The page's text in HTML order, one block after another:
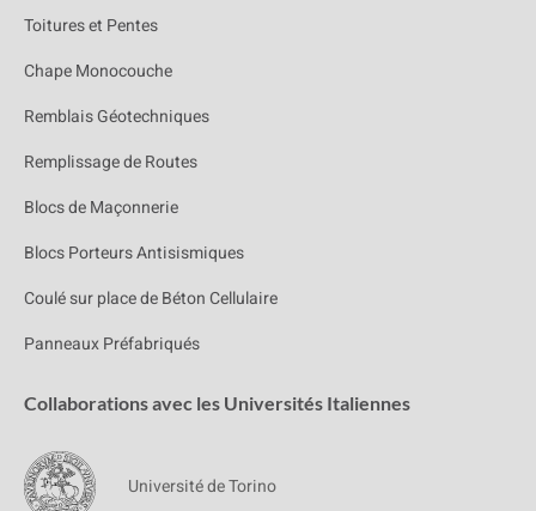
Toitures et Pentes
Chape Monocouche
Remblais Géotechniques
Remplissage de Routes
Blocs de Maçonnerie
Blocs Porteurs Antisismiques
Coulé sur place de Béton Cellulaire
Panneaux Préfabriqués
Collaborations avec les Universités Italiennes
Université de Torino